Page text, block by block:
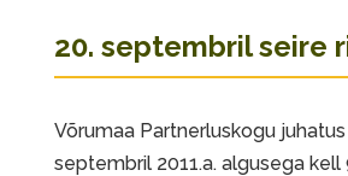
20. septembril seire
Võrumaa Partnerluskogu
septembril 2011.a. algusega kell